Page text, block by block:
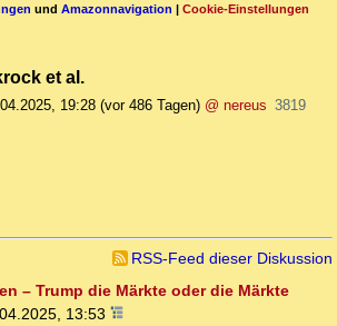
und Amazonnavigation | Cookie-Einstellungen
et al.
19:28 (vor 486 Tagen) @ nereus 3819
RSS-Feed dieser Diskussion
– Trump die Märkte oder die Märkte
13:53